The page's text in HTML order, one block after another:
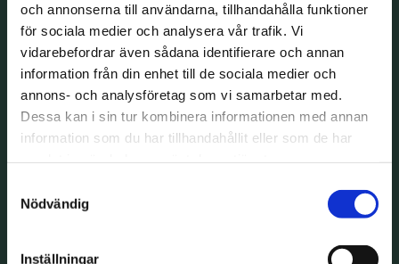
och annonserna till användarna, tillhandahålla funktioner
för sociala medier och analysera vår trafik. Vi
vidarebefordrar även sådana identifierare och annan
information från din enhet till de sociala medier och
annons- och analysföretag som vi samarbetar med.
Dessa kan i sin tur kombinera informationen med annan
information som du har tillhandahållit eller som de har
Nödvändig
Inställningar